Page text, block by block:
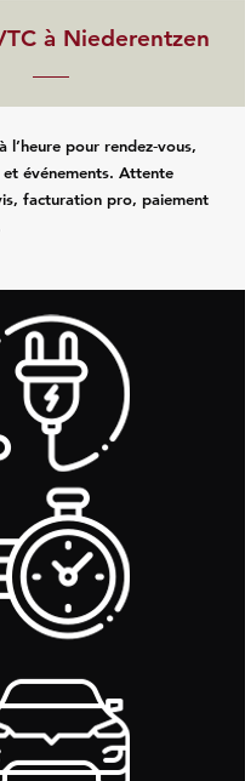
à Niederentzen
l’heure pour rendez‑vous,
événements. Attente
facturation pro, paiement